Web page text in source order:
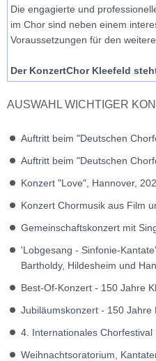
Die engagierte und
im Chor sind neben einem
Voraussetzungen für den
Der KonzertChor Kleefeld
AUSWAHL WICHTIGER
Auftritt beim "Deutschen
Auftritt beim "Deutschen
Konzert "Love", Hannover,
Konzert Chormusik aus Film
Gemeinschaftskonzert mit
'Lobgesang - Sinfonie-
Bartholdy, Hildesheim und
Best-Of-Konzert - 150 Jahre
Jubiläumskonzert - 150
4. Internationales
Weihnachtsoratorium,